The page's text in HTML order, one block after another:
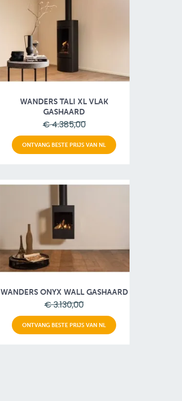
WANDERS TALI XL VLAK
GASHAARD
€ 4.385,00
ONTVANG BESTE PRIJS VAN NL
WANDERS ONYX WALL GASHAARD
€ 3.130,00
ONTVANG BESTE PRIJS VAN NL